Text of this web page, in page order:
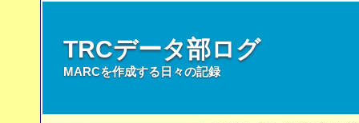
TRCデータ部ログ
MARCを作成する日々の記録